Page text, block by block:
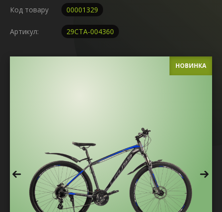
Код товару 00001329
Артикул: 29СTA-004360
НОВИНКА